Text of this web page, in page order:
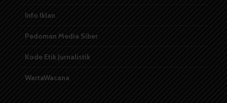
Info Iklan
Pedoman Media Siber
Kode Etik Jurnalistik
WartaWacana